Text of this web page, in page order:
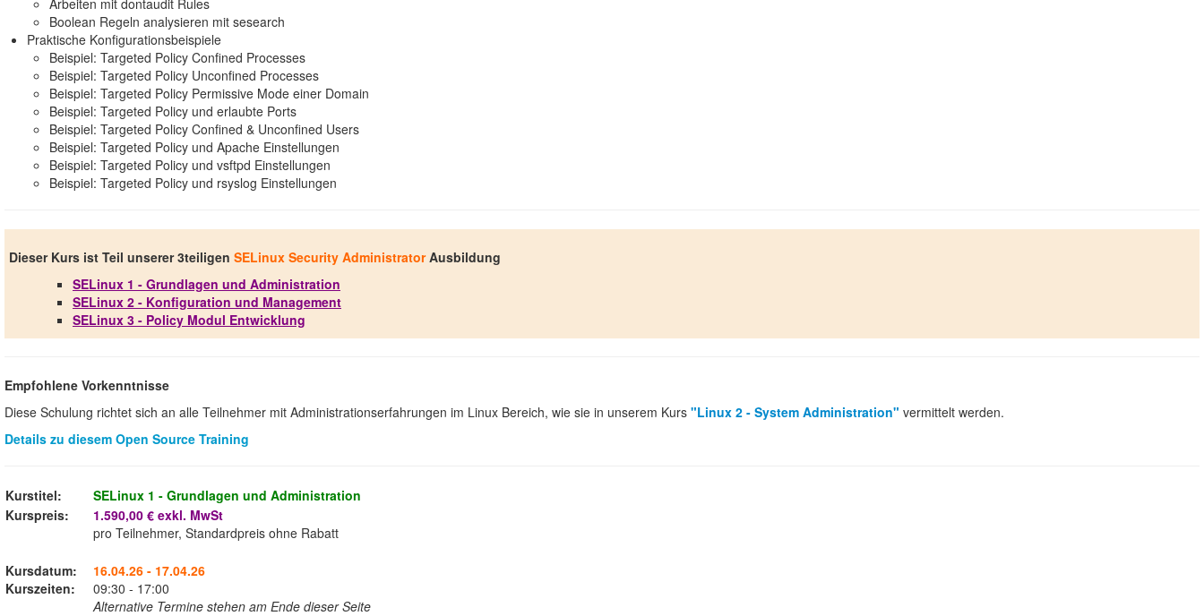
Boolean Regeln analysieren mit sesearch
Praktische Konfigurationsbeispiele
Beispiel: Targeted Policy Confined Processes
Beispiel: Targeted Policy Unconfined Processes
Beispiel: Targeted Policy Permissive Mode einer Domain
Beispiel: Targeted Policy und erlaubte Ports
Beispiel: Targeted Policy Confined & Unconfined Users
Beispiel: Targeted Policy und Apache Einstellungen
Beispiel: Targeted Policy und vsftpd Einstellungen
Beispiel: Targeted Policy und rsyslog Einstellungen
Dieser Kurs ist Teil unserer 3teiligen SELinux Security AdministratorAusbildung
SELinux 1 - Grundlagen und Administration
SELinux 2 - Konfiguration und Management
SELinux 3 - Policy Modul Entwicklung
Empfohlene Vorkenntnisse
Diese Schulung richtet sich an alle Teilnehmer mit Administrationserfahrungen im Linux Bereich, wie sie in unserem Kurs "Linux 2 - System Administration" vermittelt werden.
Details zu diesem Open Source Training
Kurstitel:
SELinux 1 - Grundlagen und Administration
Kurspreis:
1.590,00 € exkl. MwSt
pro Teilnehmer, Standardpreis ohne Rabatt
Kursdatum:
Kurszeiten:
16.04.26 - 17.04.26
09:30 - 17:00
Alternative Termine stehen am Ende dieser Seite